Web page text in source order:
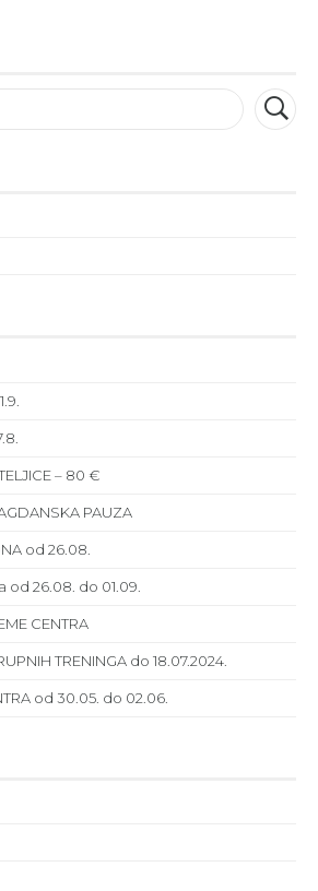
– 80 €
PAUZA
od 26.08.
26.08. do 01.09.
CENTRA
TRENINGA do 18.07.2024.
od 30.05. do 02.06.